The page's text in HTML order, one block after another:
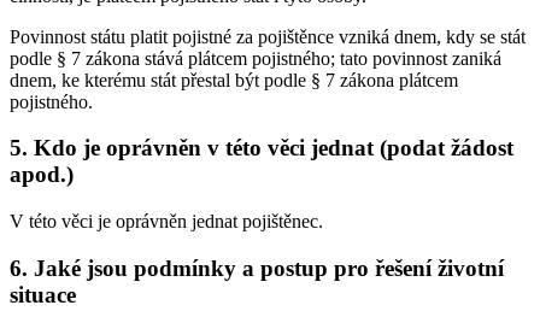
Povinnost státu platit pojistné za pojištěnce vzniká dnem, kdy se stát
podle § 7 zákona stává plátcem pojistného; tato povinnost zaniká
dnem, ke kterému stát přestal být podle § 7 zákona plátcem
pojistného.
5. Kdo je oprávněn v této věci jednat (podat žádost
apod.)
V této věci je oprávněn jednat pojištěnec.
6. Jaké jsou podmínky a postup pro řešení životní
situace